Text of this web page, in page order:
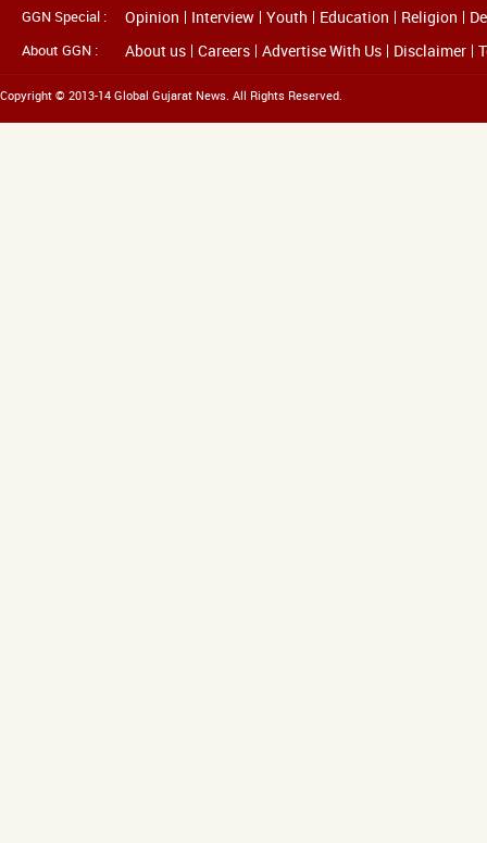
GGN Special : Opinion Interview Youth Education Religion
About GGN : About us Careers Advertise With Us Disclaimer
Copyright © 2013-14 Global Gujarat News. All Rights Reserved.